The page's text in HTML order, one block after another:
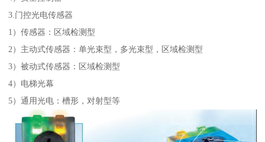
3.门控光电传感器
1）传感器：区域检测型
2）主动式传感器：单光束型，多光束型，区域检测型
3）被动式传感器：区域检测型
4）电梯光幕
5）通用光电：槽形，对射型等